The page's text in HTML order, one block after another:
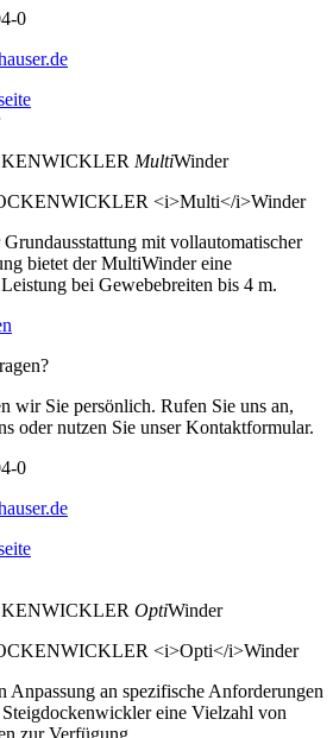
0
MultiWinder
mit vollautomatischer
bietet der MultiWinder eine
bei Gewebebreiten bis 4 m.
wir Sie persönlich. Rufen Sie uns an,
oder nutzen Sie unser Kontaktformular.
0
OptiWinder
Anpassung an spezifische Anforderungen
eine Vielzahl von
zur Verfügung.